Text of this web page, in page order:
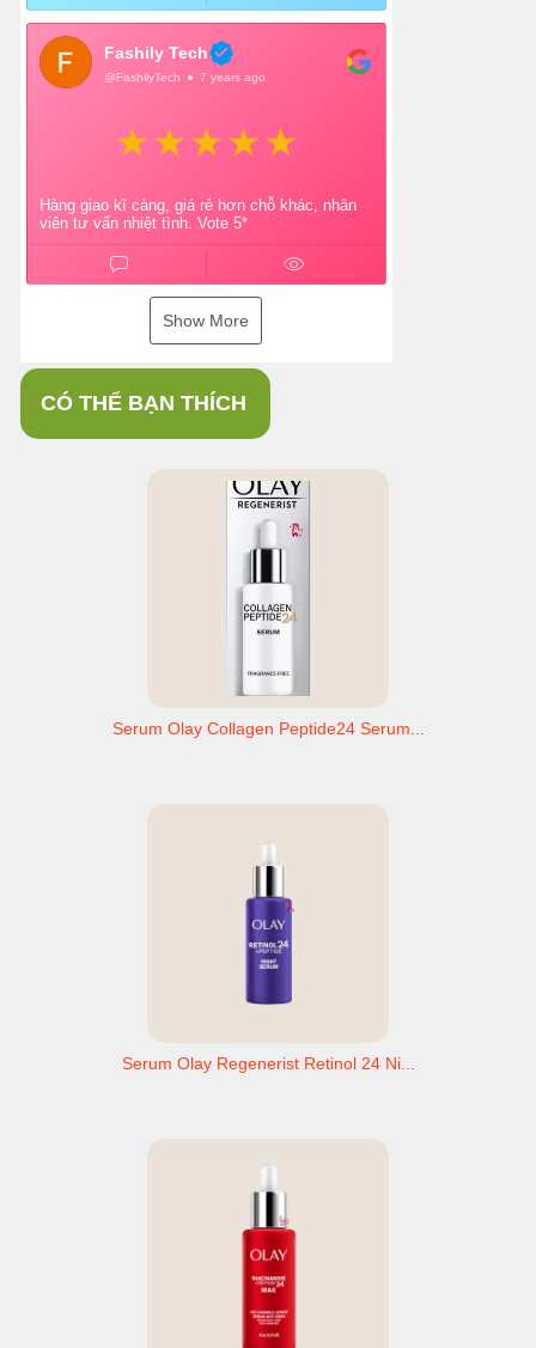
Fashily Tech
@FashilyTech 7 years ago
Hàng giao kĩ càng, giá rẻ hơn chỗ khác, nhân
viên tư vấn nhiệt tình. Vote 5*
Show More
CÓ THỂ BẠN THÍCH
Serum Olay Collagen Peptide24 Serum...
Serum Olay Regenerist Retinol 24 Ni...